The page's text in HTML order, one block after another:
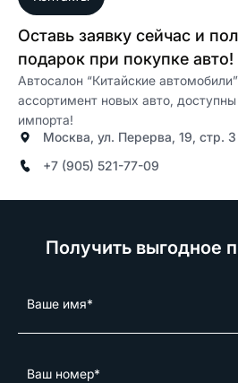
Оставь заявку сейчас и
подарок при покупке авто!
Автосалон “Китайские
ассортимент новых авто,
импорта!
Москва, ул. Перерва, 19, стр. 3
+7 (905) 521-77-09
Получить выгодное